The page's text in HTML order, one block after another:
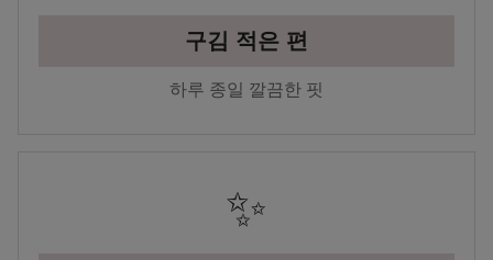
구김 적은 편
하루 종일 깔끔한 핏
✨